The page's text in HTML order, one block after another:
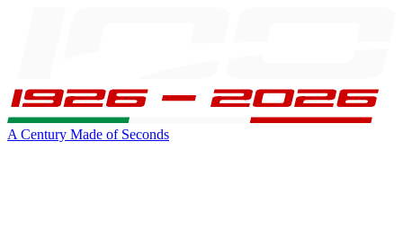
A Century Made of Seconds